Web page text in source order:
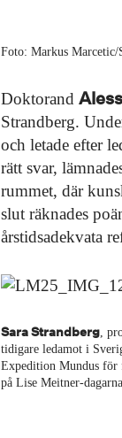
Foto: Markus Marcetic/
Doktorand
Strandberg.
och letade efter
rätt svar,
rummet, där
slut räknades
årstidsadekvata
Sara Strandberg ,
tidigare ledamot i
Expedition Mundus för
på Lise Meitner-